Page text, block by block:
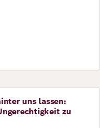
uns lassen:
zu